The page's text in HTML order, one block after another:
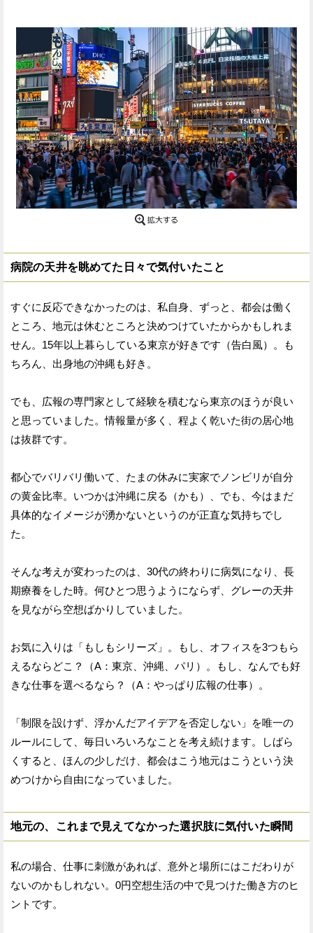
病院の天井を眺めてた日々で気付いたこと
すぐに反応できなかったのは、私自身、ずっと、都会は働く
ところ、地元は休むところと決めつけていたからかもしれま
せん。15年以上暮らしている東京が好きです（告白風）。も
ちろん、出身地の沖縄も好き。
でも、広報の専門家として経験を積むなら東京のほうが良い
と思っていました。情報量が多く、程よく乾いた街の居心地
は抜群です。
都心でバリバリ働いて、たまの休みに実家でノンビリが自分
の黄金比率。いつかは沖縄に戻る（かも）、でも、今はまだ
具体的なイメージが湧かないというのが正直な気持ちでし
た。
そんな考えが変わったのは、30代の終わりに病気になり、長
期療養をした時。何ひとつ思うようにならず、グレーの天井
を見ながら空想ばかりしていました。
お気に入りは「もしもシリーズ」。もし、オフィスを3つもら
えるならどこ？（A：東京、沖縄、パリ）。もし、なんでも好
きな仕事を選べるなら？（A：やっぱり広報の仕事）。
「制限を設けず、浮かんだアイデアを否定しない」を唯一の
ルールにして、毎日いろいろなことを考え続けます。しばら
くすると、ほんの少しだけ、都会はこう地元はこうという決
めつけから自由になっていました。
地元の、これまで見えてなかった選択肢に気付いた瞬間
私の場合、仕事に刺激があれば、意外と場所にはこだわりが
ないのかもしれない。0円空想生活の中で見つけた働き方のヒ
ントです。